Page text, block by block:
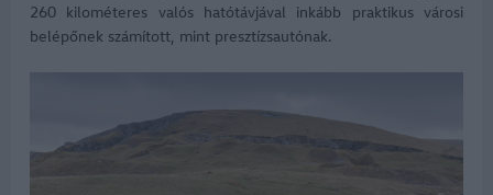
260 kilométeres valós hatótávjával inkább praktikus városi
belépőnek számított, mint presztízsautónak.